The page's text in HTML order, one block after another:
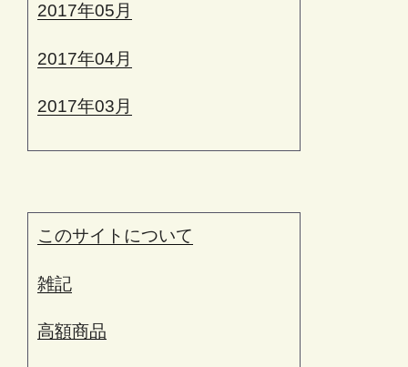
2017年05月
2017年04月
2017年03月
このサイトについて
雑記
高額商品